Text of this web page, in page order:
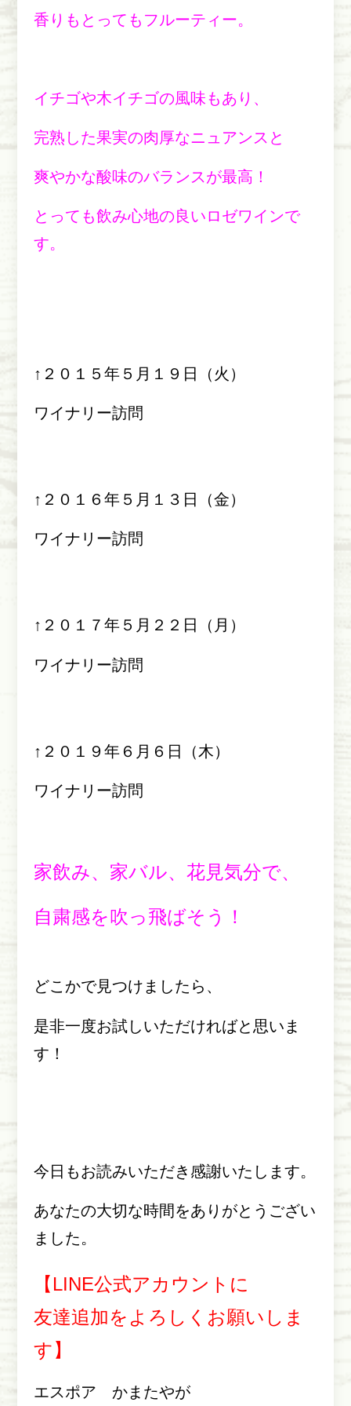
香りもとってもフルーティー。
イチゴや木イチゴの風味もあり、
完熟した果実の肉厚なニュアンスと
爽やかな酸味のバランスが最高！
とっても飲み心地の良いロゼワインで
す。
↑２０１５年５月１９日（火）
ワイナリー訪問
↑２０１６年５月１３日（金）
ワイナリー訪問
↑２０１７年５月２２日（月）
ワイナリー訪問
↑２０１９年６月６日（木）
ワイナリー訪問
家飲み、家バル、花見気分で、
自粛感を吹っ飛ばそう！
どこかで見つけましたら、
是非一度お試しいただければと思いま
す！
今日もお読みいただき感謝いたします。
あなたの大切な時間をありがとうござい
ました。
【LINE公式アカウントに
友達追加をよろしくお願いしま
す】
エスポア かまたやが